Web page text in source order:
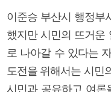
이준승 부산시 행정부
했지만 시민의 뜨거운
로 나아갈 수 있다는
도전을 위해서는 시민
시민과 공유하고 여론